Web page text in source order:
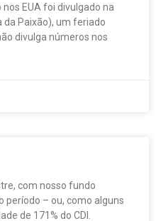
EUA foi divulgado na
Paixão), um feriado
divulga números nos
com nosso fundo
período – ou, como alguns
de 171% do CDI.